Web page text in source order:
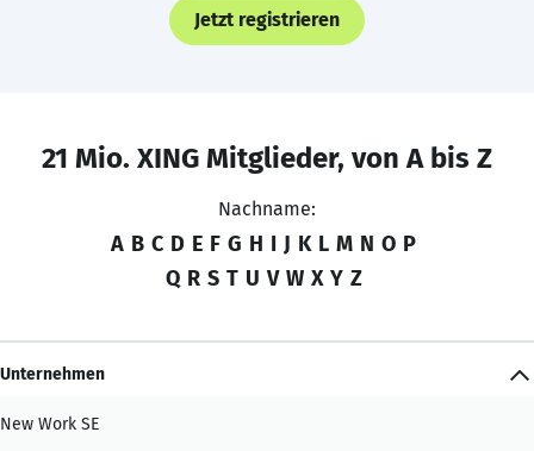
Jetzt registrieren
21 Mio. XING Mitglieder, von A bis Z
Nachname:
A B C D E F G H I J K L M N O P
Q R S T U V W X Y Z
Unternehmen
New Work SE